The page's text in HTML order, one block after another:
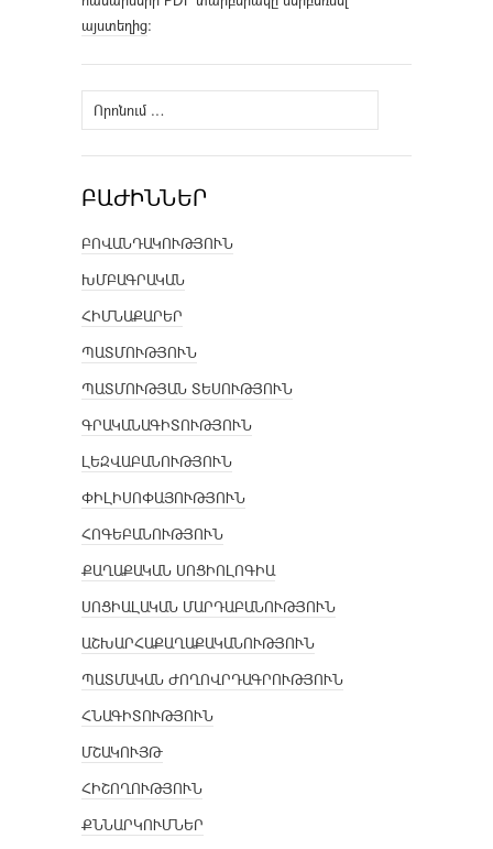
այստեղից։
Որոնել՝
ԲԱԺԻՆՆԵՐ
ԲՈՎԱՆԴԱԿՈՒԹՅՈՒՆ
ԽՄԲԱԳՐԱԿԱՆ
ՀԻՄՆԱՔԱՐԵՐ
ՊԱՏՄՈՒԹՅՈՒՆ
ՊԱՏՄՈՒԹՅԱՆ ՏԵՍՈՒԹՅՈՒՆ
ԳՐԱԿԱՆԱԳԻՏՈՒԹՅՈՒՆ
ԼԵԶՎԱԲԱՆՈՒԹՅՈՒՆ
ՓԻԼԻՍՈՓԱՅՈՒԹՅՈՒՆ
ՀՈԳԵԲԱՆՈՒԹՅՈՒՆ
ՔԱՂԱՔԱԿԱՆ ՍՈՑԻՈԼՈԳԻԱ
ՍՈՑԻԱԼԱԿԱՆ ՄԱՐԴԱԲԱՆՈՒԹՅՈՒՆ
ԱՇԽԱՐՀԱՔԱՂԱՔԱԿԱՆՈՒԹՅՈՒՆ
ՊԱՏՄԱԿԱՆ ԺՈՂՈՎՐԴԱԳՐՈՒԹՅՈՒՆ
ՀՆԱԳԻՏՈՒԹՅՈՒՆ
ՄՇԱԿՈՒՅԹ
ՀԻՇՈՂՈՒԹՅՈՒՆ
ՔՆՆԱՐԿՈՒՄՆԵՐ